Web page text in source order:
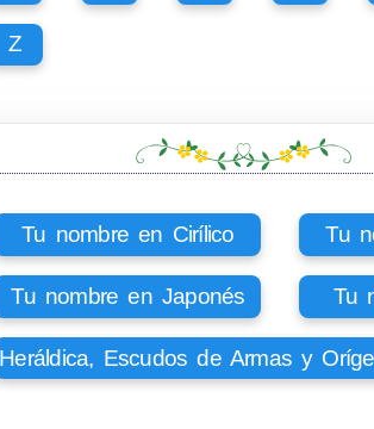
Z
Tu nombre en Cirílico Tu
Tu nombre en Japonés Tu
Heráldica, Escudos de Armas y